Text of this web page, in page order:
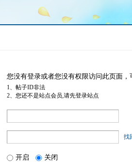
您没有登录或者您没有权限访问此页面
1、帖子ID非法
2、您还不是站点会员,请先登录站点
找
开启 关闭